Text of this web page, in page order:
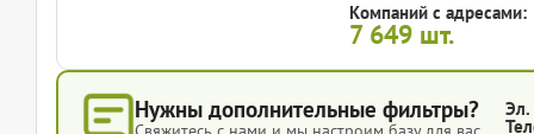
Компаний с адресами:
7 649 шт.
Нужны дополнительные фильтры? Эл.